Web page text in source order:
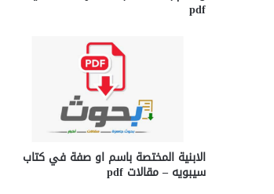
pdf
الابنية المختصة باسم او صفة في كتاب
سيبويه – مقالات pdf